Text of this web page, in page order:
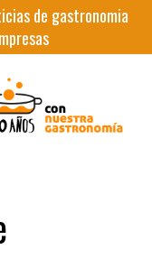
de gastronomia